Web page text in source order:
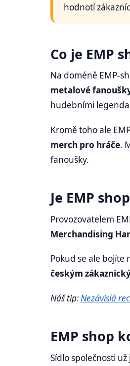
hodnotí
Co je EMP
Na doméně EMP-
metalové
hudebními
Kromě toho ale
merch pro hráče.
fanoušky.
Je EMP
Provozovatelem
Merchandising
Pokud se ale
českým
Náš tip: Nezávislá
EMP shop
Sídlo společnosti